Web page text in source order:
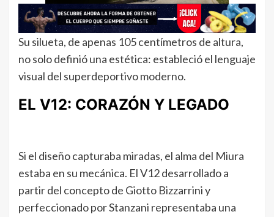
Su silueta, de apenas 105 centímetros de altura,
no solo definió una estética: estableció el lenguaje
visual del superdeportivo moderno.
EL V12: CORAZÓN Y LEGADO
Si el diseño capturaba miradas, el alma del Miura
estaba en su mecánica. El V12 desarrollado a
partir del concepto de Giotto Bizzarrini y
perfeccionado por Stanzani representaba una